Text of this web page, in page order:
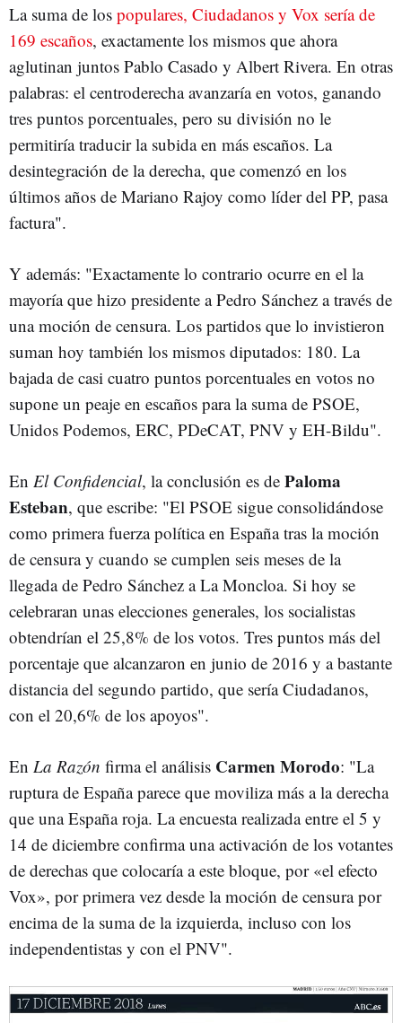
La suma de los populares, Ciudadanos y Vox sería de
169 escaños, exactamente los mismos que ahora
aglutinan juntos Pablo Casado y Albert Rivera. En otras
palabras: el centroderecha avanzaría en votos, ganando
tres puntos porcentuales, pero su división no le
permitiría traducir la subida en más escaños. La
desintegración de la derecha, que comenzó en los
últimos años de Mariano Rajoy como líder del PP, pasa
factura".
Y además: "Exactamente lo contrario ocurre en el la
mayoría que hizo presidente a Pedro Sánchez a través de
una moción de censura. Los partidos que lo invistieron
suman hoy también los mismos diputados: 180. La
bajada de casi cuatro puntos porcentuales en votos no
supone un peaje en escaños para la suma de PSOE,
Unidos Podemos, ERC, PDeCAT, PNV y EH-Bildu".
En El Confidencial, la conclusión es de Paloma
Esteban, que escribe: "El PSOE sigue consolidándose
como primera fuerza política en España tras la moción
de censura y cuando se cumplen seis meses de la
llegada de Pedro Sánchez a La Moncloa. Si hoy se
celebraran unas elecciones generales, los socialistas
obtendrían el 25,8% de los votos. Tres puntos más del
porcentaje que alcanzaron en junio de 2016 y a bastante
distancia del segundo partido, que sería Ciudadanos,
con el 20,6% de los apoyos".
En La Razón firma el análisis Carmen Morodo: "La
ruptura de España parece que moviliza más a la derecha
que una España roja. La encuesta realizada entre el 5 y
14 de diciembre confirma una activación de los votantes
de derechas que colocaría a este bloque, por «el efecto
Vox», por primera vez desde la moción de censura por
encima de la suma de la izquierda, incluso con los
independentistas y con el PNV".